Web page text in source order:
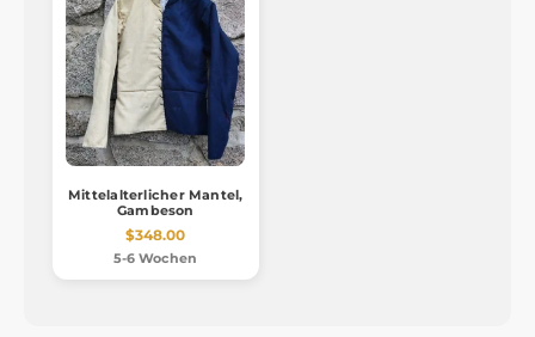
Mittelalterlicher Mantel,
Gambeson
$348.00
5-6 Wochen